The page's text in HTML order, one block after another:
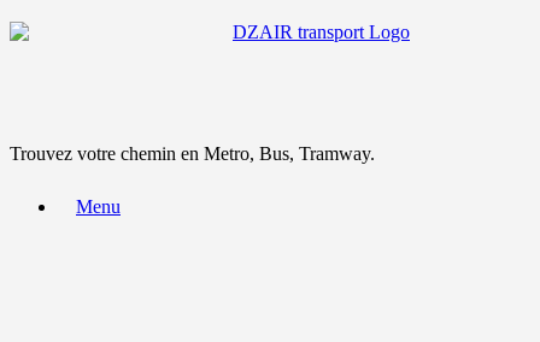
Trouvez votre chemin en Metro, Bus, Tramway.
Menu